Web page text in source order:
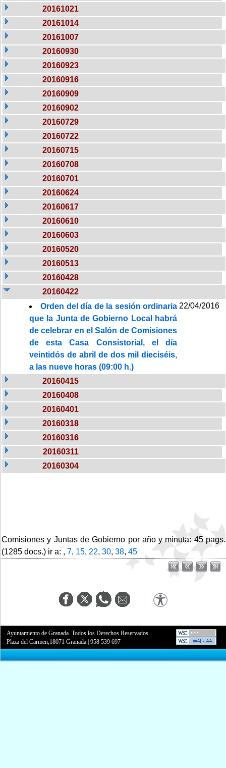
20161021
20161014
20161007
20160930
20160923
20160916
20160909
20160902
20160729
20160722
20160715
20160708
20160701
20160624
20160617
20160610
20160603
20160520
20160513
20160428
20160422
Orden del día de la sesión ordinaria
que la Junta de Gobierno Local habrá
de celebrar en el Salón de Comisiones
de esta Casa Consistorial, el día
veintidós de abril de dos mil dieciséis,
a las nueve horas (09:00 h.)
22/04/2016
20160415
20160408
20160401
20160318
20160316
20160311
20160304
Comisiones y Juntas de Gobierno por año y minuta: 45 pags.
(1285 docs.) ir a: , 7, 15, 22, 30, 38, 45
Ayuntamiento de Granada. Todos los Derechos Reservados.
Plaza del Carmen,18071 Granada |958 539 697